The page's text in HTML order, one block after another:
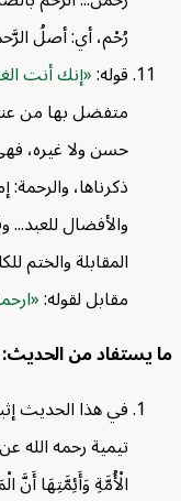
رُحْم، أي: أصلُ الرَّحمة»
قوله: إنك أنت
متفضل بها من عند
حسن ولا غيره، فهي
ذكرناها، والرحمة:
والأفضال للعبد...
المقابلة والختم
مقابل لقوله: ارحمني
يستفاد من الحديث:
في هذا الحديث
تيمية رحمه الله
الْأُمَّةِ وَأَئِمَّتِهَا أَنَّ